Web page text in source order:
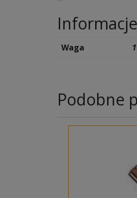
Waga
Podobne